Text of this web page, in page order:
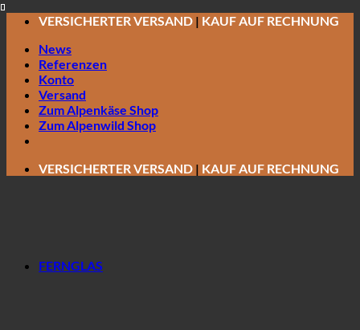
Zum
springen
VERSICHERTER VERSAND | KAUF AUF RECHNUNG
News
Referenzen
Konto
Versand
Zum Alpenkäse Shop
Zum Alpenwild Shop
VERSICHERTER VERSAND | KAUF AUF RECHNUNG
FERNGLAS